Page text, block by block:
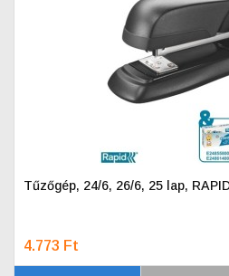
Tűzőgép, 24/6, 26/6, 25 lap,
4.773 Ft